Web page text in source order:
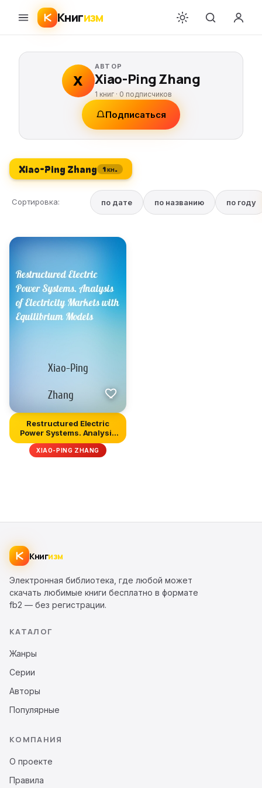
Книгизм
X
АВТОР
Xiao-Ping Zhang
1 книг · 0 подписчиков
Подписаться
Xiao-Ping Zhang 1 кн.
Сортировка: по дате по названию по году
Restructured Electric
Power Systems. Analysis
of E...
XIAO-PING ZHANG
Книгизм
Электронная библиотека, где любой может
скачать любимые книги бесплатно в формате
fb2 — без регистрации.
КАТАЛОГ
Жанры
Серии
Авторы
Популярные
КОМПАНИЯ
О проекте
Правила